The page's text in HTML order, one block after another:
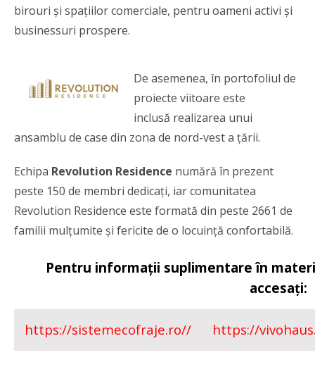
birouri și spațiilor comerciale, pentru oameni activi și
businessuri prospere.
De asemenea, în portofoliul de
proiecte viitoare este
inclusă realizarea unui
ansamblu de case din zona de nord-vest a țării.
Echipa Revolution Residence numără în prezent
peste 150 de membri dedicați, iar comunitatea
Revolution Residence este formată din peste 2661 de
familii mulțumite și fericite de o locuință confortabilă.
Pentru informații suplimentare în
accesați:
https://sistemecofraje.ro// https://